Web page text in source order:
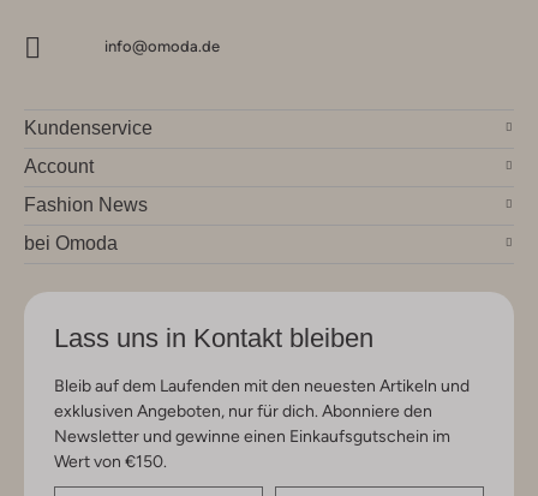
info@omoda.de
Kundenservice
Account
Fashion News
bei Omoda
Lass uns in Kontakt bleiben
Bleib auf dem Laufenden mit den neuesten Artikeln und
exklusiven Angeboten, nur für dich. Abonniere den
Newsletter und gewinne einen Einkaufsgutschein im
Wert von €150.